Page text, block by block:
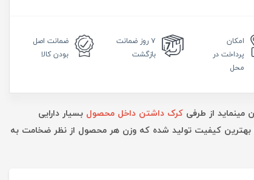
امکان
پرداخت در
محل
۷ روز
ضمانت
بازگشت
ضمانت اصل
بودن کالا
مینماید از طرفی کرک داشتن داخل محصول بسیار دارایی
بهترین کیفیت تولید شده که وزن هر محصول از نظر ضخامت به